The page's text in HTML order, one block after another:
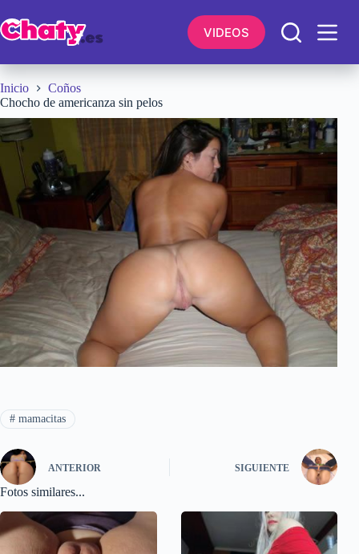
al
contenido
VIDEOS
Inicio
Coños
Chocho de americanza sin pelos
#mamacitas
ANTERIOR SIGUIENTE
Fotos similares...